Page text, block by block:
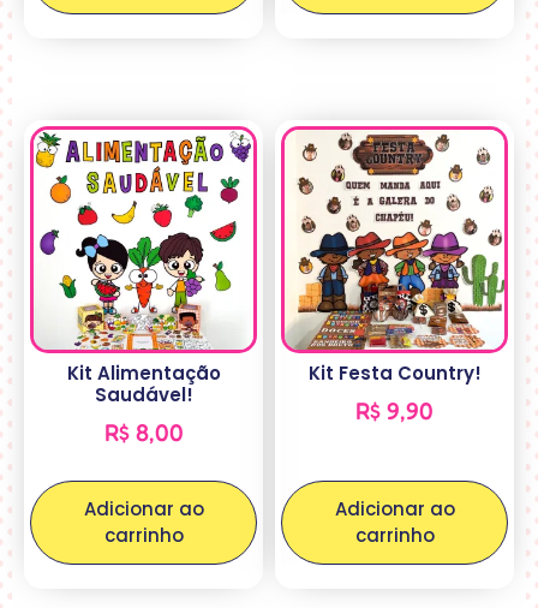
Kit Alimentação
Saudável!
R$8,00
Adicionar ao
carrinho
Kit Festa Country!
R$ 9,90
Adicionar ao
carrinho